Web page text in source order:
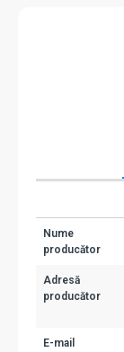
Nume
producător
Adresă
producător
E-mail